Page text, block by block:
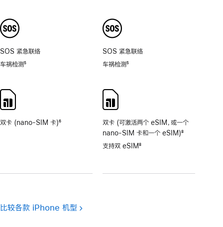
SOS 紧急联络
车祸检测5
双卡 (nano-SIM 卡)6
SOS 紧急联络
车祸检测5
双卡 (可激活两个 eSIM，或一个
nano-SIM 卡和一个 eSIM)
脚
8
支持双 eSIM8
比较各款 iPhone 机型